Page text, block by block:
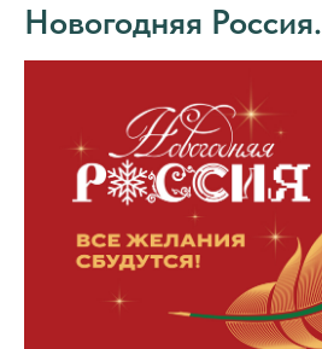
Новогодняя Россия.